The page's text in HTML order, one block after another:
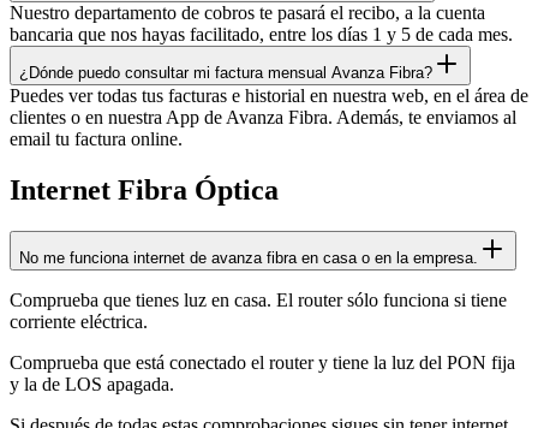
Nuestro departamento de cobros te pasará el recibo, a la cuenta
bancaria que nos hayas facilitado, entre los días 1 y 5 de cada mes.
¿Dónde puedo consultar mi factura mensual Avanza Fibra?
Puedes ver todas tus facturas e historial en nuestra web, en el área de
clientes o en nuestra App de Avanza Fibra. Además, te enviamos al
email tu factura online.
Internet Fibra Óptica
No me funciona internet de avanza fibra en casa o en la empresa.
Comprueba que tienes luz en casa. El router sólo funciona si tiene
corriente eléctrica.
Comprueba que está conectado el router y tiene la luz del PON fija
y la de LOS apagada.